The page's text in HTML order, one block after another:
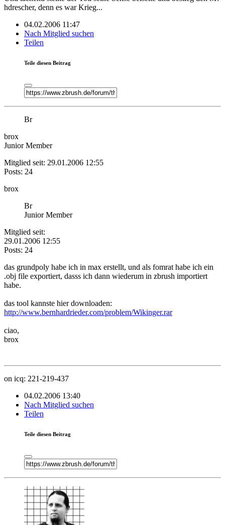
hdrescher, denn es war Krieg...
04.02.2006 11:47
Nach Mitglied suchen
Teilen
Teile diesen Beitrag
Br
brox
Junior Member
Mitglied seit: 29.01.2006 12:55
Posts: 24
brox
Br
Junior Member
Mitglied seit:
29.01.2006 12:55
Posts: 24
das grundpoly habe ich in max erstellt, und als fomrat habe ich ein
.obj file exportiert, dasss ich dann wiederum in zbrush importiert
habe.
das tool kannste hier downloaden:
http://www.bernhardrieder.com/problem/Wikinger.rar
ciao,
brox
on icq: 221-219-437
04.02.2006 13:40
Nach Mitglied suchen
Teilen
Teile diesen Beitrag